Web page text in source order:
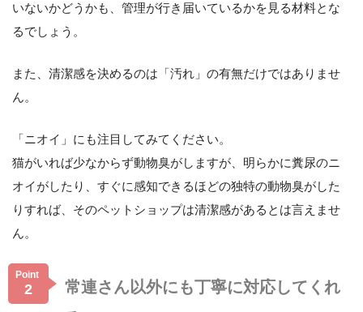
いないかどうかも、管理が行き届いているかを見る材料とな
るでしょう。
また、清潔感を決めるのは「汚れ」の有無だけではありませ
ん。
「ニオイ」にも注目してみてください。
猫がいれば少なからず動物臭がしますが、明らかに糞尿のニ
オイがしたり、すぐに感知できるほどの独特の動物臭がした
りすれば、そのペットショップは清潔感があるとは言えませ
ん。
Point
2
常連さん以外にも丁寧に対応してくれ